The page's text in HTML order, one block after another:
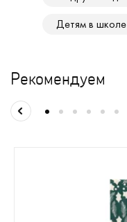
Детям в школе
Рекомендуем